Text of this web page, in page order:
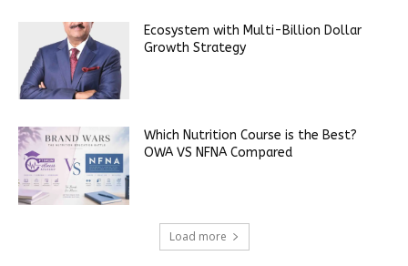
Ecosystem with Multi-Billion Dollar
Growth Strategy
Which Nutrition Course is the Best?
OWA VS NFNA Compared
Load more